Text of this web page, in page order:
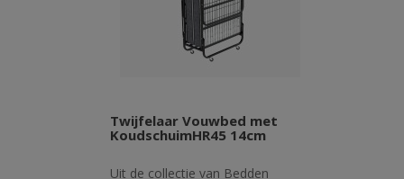
Twijfelaar Vouwbed met
KoudschuimHR45 14cm
Uit de collectie van Bedden